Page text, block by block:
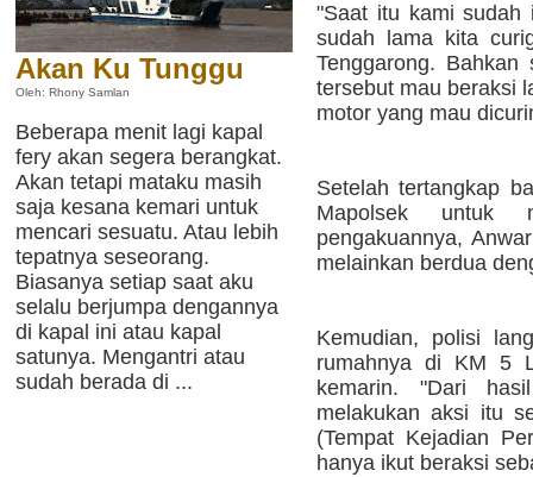
Akan Ku Tunggu
Oleh: Rhony Samlan
Beberapa menit lagi kapal
fery akan segera berangkat.
Akan tetapi mataku masih
saja kesana kemari untuk
mencari sesuatu. Atau lebih
tepatnya seseorang.
Biasanya setiap saat aku
selalu berjumpa dengannya
di kapal ini atau kapal
satunya. Mengantri atau
sudah berada di ...
"Saat itu kami sudah
sudah lama kita
Tenggarong.
tersebut mau beraksi
motor yang mau
Setelah tertangkap
Mapolsek untuk
pengakuannya,
melainkan berdua
Kemudian, polisi
rumahnya di KM 5
kemarin. "Dari
melakukan aksi itu
(Tempat Kejadian
hanya ikut beraksi